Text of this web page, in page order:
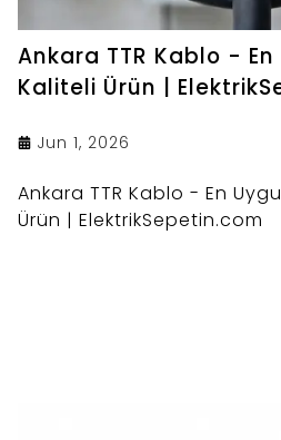
Ankara TTR Kablo -
Kaliteli Ürün |
Jun 1, 2026
Ankara TTR Kablo - En
Ürün | ElektrikSepetin.com